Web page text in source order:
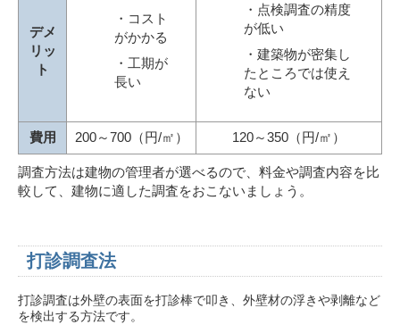
デメ
リッ
ト
・コスト
がかかる
・工期が
長い
・点検調査の精度
が低い
・建築物が密集し
たところでは使え
ない
費用 200～700（円/㎡） 120～350（円/㎡）
調査方法は建物の管理者が選べるので、料金や調査内容を比
較して、建物に適した調査をおこないましょう。
打診調査法
打診調査は外壁の表面を打診棒で叩き、外壁材の浮きや剥離など
を検出する方法です。